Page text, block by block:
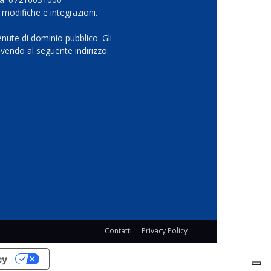
e integrazioni.
di dominio pubblico. Gli
al seguente indirizzo:
Contatti Privacy Policy